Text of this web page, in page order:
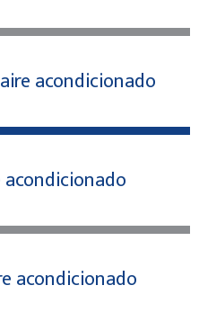
acondicionado
acondicionado
acondicionado